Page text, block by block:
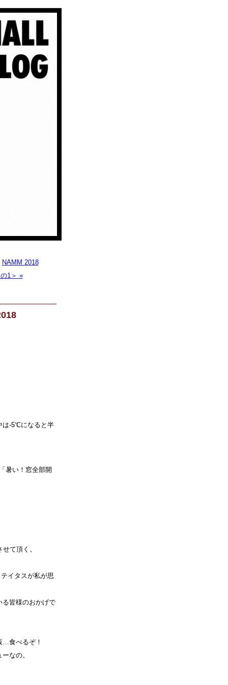
NAMM 2018
1＞ »
は-5℃になると半
暑い！窓全部開
て頂く。
イタスが私が思
る皆様のおかげで
…食べるぞ！
なの。